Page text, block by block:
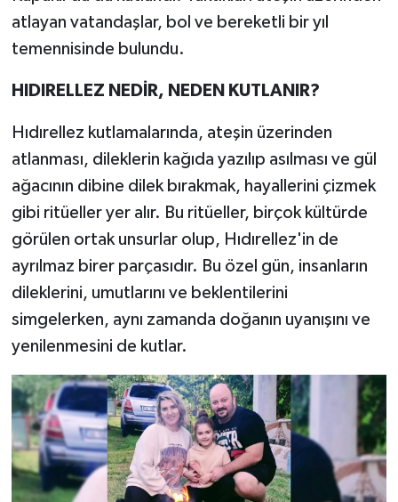
atlayan vatandaşlar, bol ve bereketli bir yıl
temennisinde bulundu.
HIDIRELLEZ NEDİR, NEDEN KUTLANIR?
Hıdırellez kutlamalarında, ateşin üzerinden
atlanması, dileklerin kağıda yazılıp asılması ve gül
ağacının dibine dilek bırakmak, hayallerini çizmek
gibi ritüeller yer alır. Bu ritüeller, birçok kültürde
görülen ortak unsurlar olup, Hıdırellez'in de
ayrılmaz birer parçasıdır. Bu özel gün, insanların
dileklerini, umutlarını ve beklentilerini
simgelerken, aynı zamanda doğanın uyanışını ve
yenilenmesini de kutlar.